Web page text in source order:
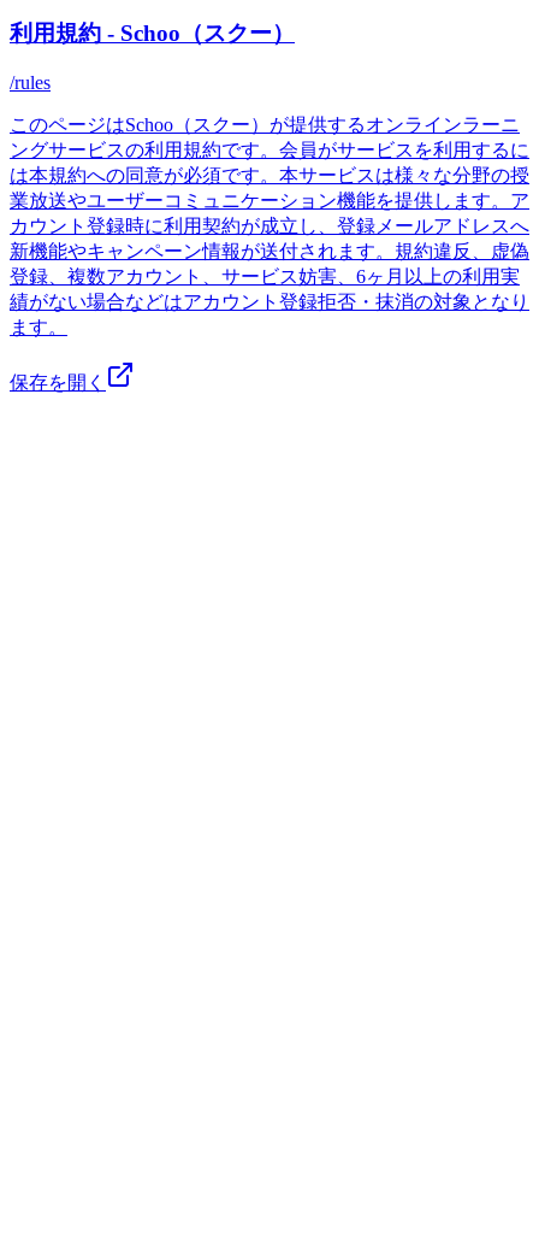
利用規約 - Schoo（スクー）
/rules
このページはSchoo（スクー）が提供するオンラインラーニ
ングサービスの利用規約です。会員がサービスを利用するに
は本規約への同意が必須です。本サービスは様々な分野の授
業放送やユーザーコミュニケーション機能を提供します。ア
カウント登録時に利用契約が成立し、登録メールアドレスへ
新機能やキャンペーン情報が送付されます。規約違反、虚偽
登録、複数アカウント、サービス妨害、6ヶ月以上の利用実
績がない場合などはアカウント登録拒否・抹消の対象となり
ます。
保存を開く